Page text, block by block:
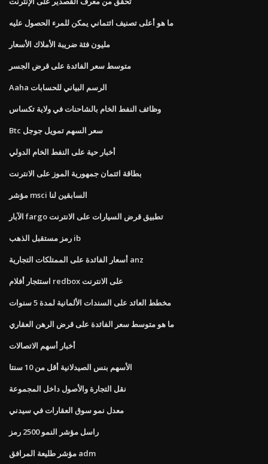
ما هو أعلى تصنيف ائتماني يمكن للمرء الحصول عليه
مليون فئة ضريبة الأملاك الأسعار
متوسط ​​سعر الفائدة على قرض الجسر
Aaha الرسم البياني للحسابات
وظائف النفط الخام بالشاحنات في ولاية تكساس
Btc سعر السهم تمويل جوجل
أخبار حية على النفط الخام الدولي
بطاقة ائتمان جمهورية الموز على الانترنت
مؤشر msci السابقين لنا
الآبار fargo تطبيق قرض السيارات على الانترنت
رمز مستقبل الذهب ib
أسعار الفائدة على الممتلكات التجارية anz
استئجار أفلام redbox على الانترنت
مخطط العائد على السندات الألمانية لمدة 5 سنوات
ما هو متوسط ​​سعر الفائدة على قرض الرهن العقاري
أخبار أسهم الاتصالات
الأسهم بنس الصيدلانية أقل من 10 سنتا
نقل التجارة والأصول داخل المجموعة
معدل نمو سوق العقارات في سيدني
راسل مؤشر النمو 2500 رمز
مؤشر طليعة المرافق adm